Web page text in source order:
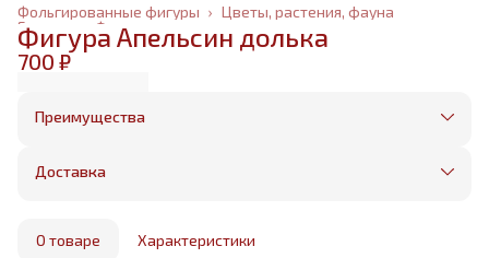
Цветы, растения, фауна
Фольгированные фигуры ›
Фольгированные шары
Главная
Фигура Апельсин долька
700 ₽
Преимущества
Оплата частями в Сплит
Бесплатная доставка в пределах КАД
маркетплейса
Доставка
О товаре Характеристики